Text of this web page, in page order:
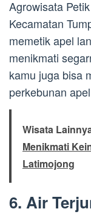
Agrowisata
Kecamatan
memetik apel
menikmati
kamu juga bisa
perkebunan
Wisata
Menikmati
Latimojong
6. Air